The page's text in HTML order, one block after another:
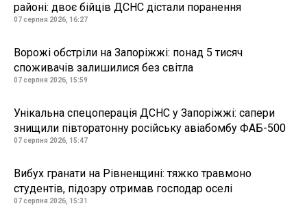
районі: двоє бійців ДСНС дістали поранення
07 серпня 2026, 16:27
Ворожі обстріли на Запоріжжі: понад 5 тисяч
споживачів залишилися без світла
07 серпня 2026, 15:59
Унікальна спецоперація ДСНС у Запоріжжі: сапери
знищили півторатонну російську авіабомбу ФАБ-500
07 серпня 2026, 15:47
Вибух гранати на Рівненщині: тяжко травмоно
студентів, підозру отримав господар оселі
07 серпня 2026, 15:31